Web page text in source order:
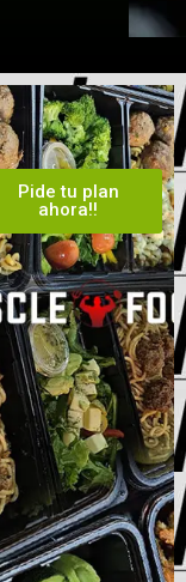
Pide tu plan
ahora!!